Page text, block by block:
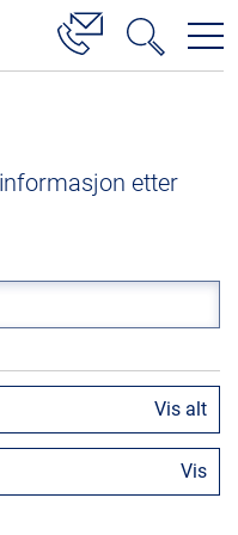
etter
Vis alt
Vis